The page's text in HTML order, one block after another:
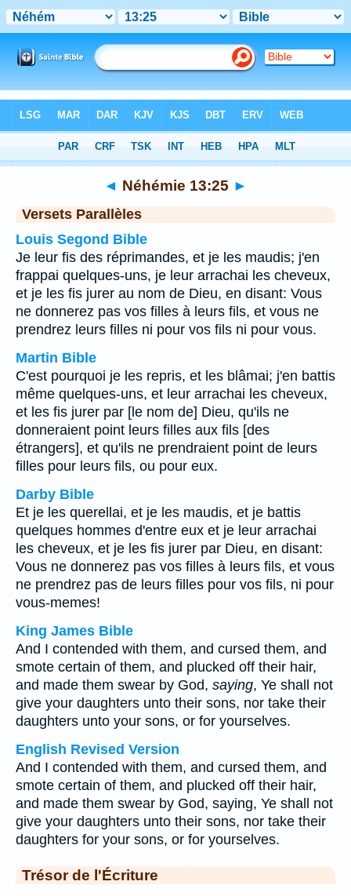
Chapitre 13> Verset 25
◄ Néhémie 13:25 ►
Versets Parallèles
Louis Segond Bible
Je leur fis des réprimandes, et je les maudis; j'en
frappai quelques-uns, je leur arrachai les cheveux,
et je les fis jurer au nom de Dieu, en disant: Vous
ne donnerez pas vos filles à leurs fils, et vous ne
prendrez leurs filles ni pour vos fils ni pour vous.
Martin Bible
C'est pourquoi je les repris, et les blâmai; j'en battis
même quelques-uns, et leur arrachai les cheveux,
et les fis jurer par [le nom de] Dieu, qu'ils ne
donneraient point leurs filles aux fils [des
étrangers], et qu'ils ne prendraient point de leurs
filles pour leurs fils, ou pour eux.
Darby Bible
Et je les querellai, et je les maudis, et je battis
quelques hommes d'entre eux et je leur arrachai
les cheveux, et je les fis jurer par Dieu, en disant:
Vous ne donnerez pas vos filles à leurs fils, et vous
ne prendrez pas de leurs filles pour vos fils, ni pour
vous-memes!
King James Bible
And I contended with them, and cursed them, and
smote certain of them, and plucked off their hair,
and made them swear by God, saying, Ye shall not
give your daughters unto their sons, nor take their
daughters unto your sons, or for yourselves.
English Revised Version
And I contended with them, and cursed them, and
smote certain of them, and plucked off their hair,
and made them swear by God, saying, Ye shall not
give your daughters unto their sons, nor take their
daughters for your sons, or for yourselves.
Trésor de l'Écriture